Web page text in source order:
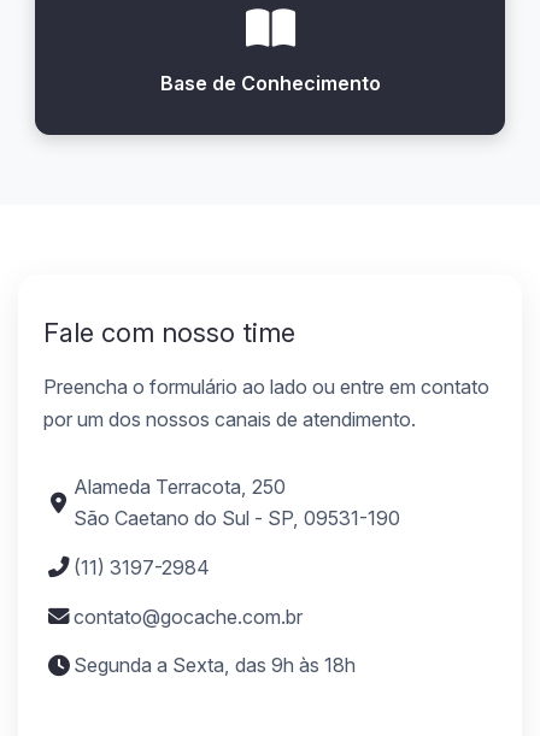
Base de Conhecimento
Fale com nosso time
Preencha o formulário ao lado ou entre em contato
por um dos nossos canais de atendimento.
Alameda Terracota, 250
São Caetano do Sul - SP, 09531-190
(11) 3197-2984
contato@gocache.com.br
Segunda a Sexta, das 9h às 18h